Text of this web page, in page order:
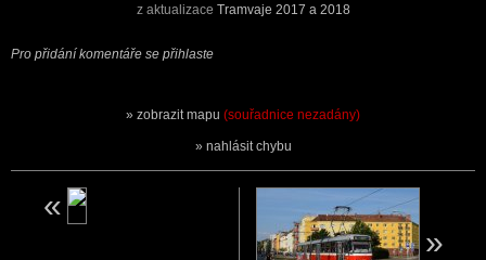
z aktualizace Tramvaje 2017 a 2018
Pro přidání komentáře se přihlaste
zobrazit mapu (souřadnice nezadány)
nahlásit chybu